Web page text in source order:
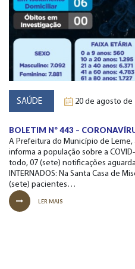
SAÚDE 20 de agosto de
BOLETIM Nº 443 –
A Prefeitura do Município de Leme,
informa a população sobre a
todo, 07 (sete) notificações
INTERNADOS: Na Santa Casa de
(sete) pacientes…
LER MAIS